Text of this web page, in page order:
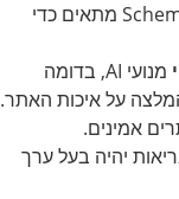
סמנו כל שאלה ותשובה בקוד Schema מתאים כדי
מנועי AI, בדומה
על איכות האתר.
אמינים.
יהיה בעל ערך